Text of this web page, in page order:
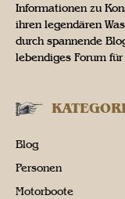
Informationen zu
ihren legendären
durch spannende
lebendiges Forum
Blog
Personen
Motorboote